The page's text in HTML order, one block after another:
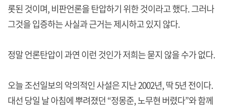
롯된 것이며, 비판언론을 탄압하기 위한 것이라고 했다. 그러나
그것을 입증하는 사실과 근거는 제시하고 있지 않다.
정말 언론탄압이 과연 이런 것인가 저희는 묻지 않을 수가 없다.
오늘 조선일보의 악의적인 사설은 지난 2002년, 딱 5년 전이다.
대선 당일 날 아침에 뿌려졌던 “정몽준, 노무현 버렸다”와 함께